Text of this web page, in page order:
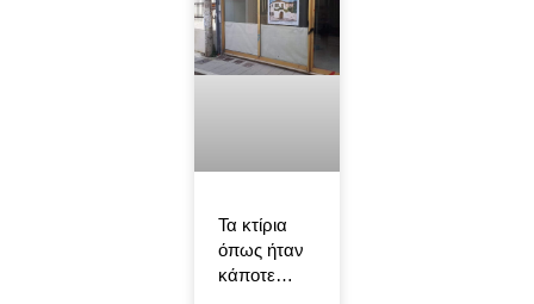
Τα κτίρια
όπως ήταν
κάποτε…